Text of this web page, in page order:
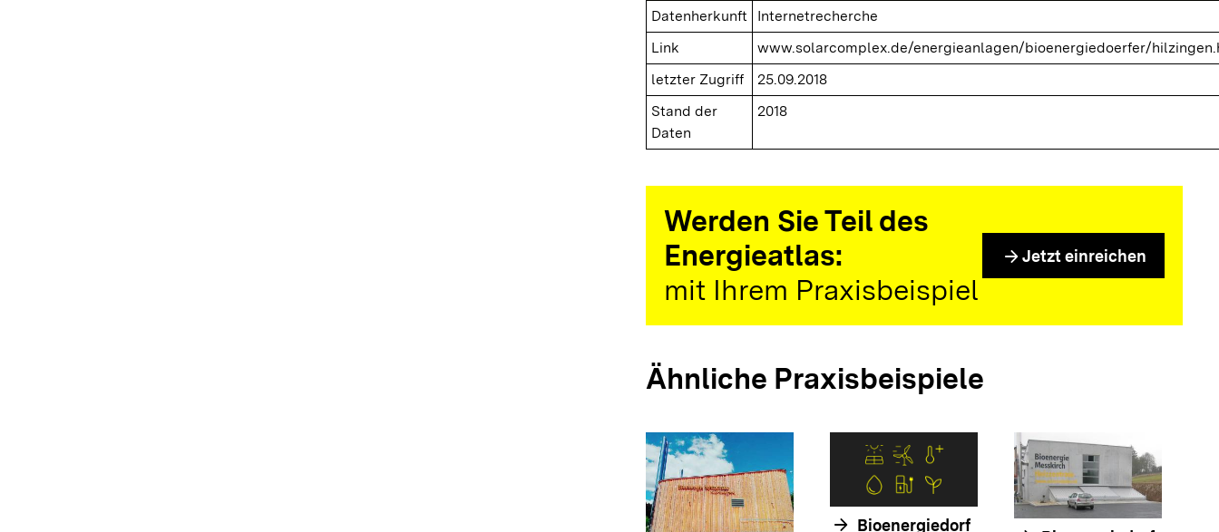
Datenherkunft
Internetrecherche
Link
www.solarcomplex.de/energieanlagen/bioenergiedoerfer/
letzter Zugriff
25.09.2018
Stand der
Daten
2018
Werden Sie Teil des
Energieatlas:
mit Ihrem Praxisbeispiel
arrow_forward Jetzt einreichen
Ähnliche Praxisbeispiele
arrow_forward Bioenergiedorf